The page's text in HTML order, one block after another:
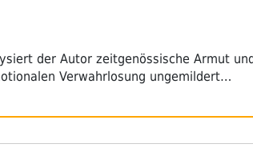
der Autor zeitgenössische Armut
Verwahrlosung ungemildert…